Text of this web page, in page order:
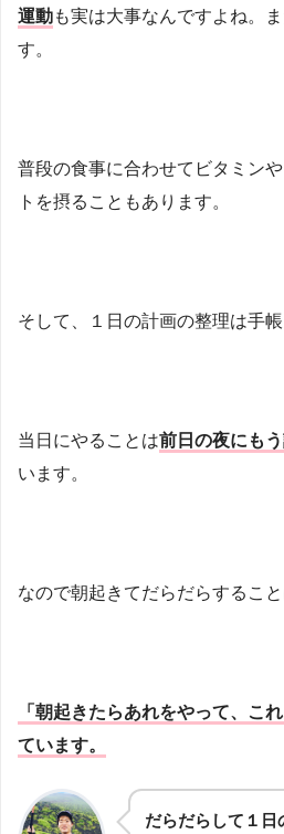
運動も実は大事なんですよね。
す。
普段の食事に合わせてビタミン
トを摂ることもあります。
そして、１日の計画の整理は手
当日にやることは前日の夜にも
います。
なので朝起きてだらだらすること
「朝起きたらあれをやって、こ
ています。
だらだらして１日